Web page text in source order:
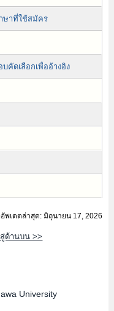
ษาที่ใช้สมัคร
คัดเลือกเพื่ออ้างอิง
พเดตล่าสุด: มิถุนายน 17, 2026
สู่ด้านบน >>
University